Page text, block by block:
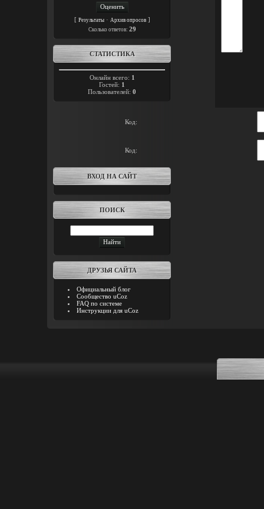
[ Результаты· Архив опросов]
Cколько ответов: 29
СТАТИСТИКА
Онлайн всего: 1
Гостей: 1
Пользователей: 0
Код:
Код:
ВХОД НА САЙТ
ПОИСК
ДРУЗЬЯ САЙТА
Официальный блог
Сообщество uCoz
FAQ по системе
Инструкции для uCoz